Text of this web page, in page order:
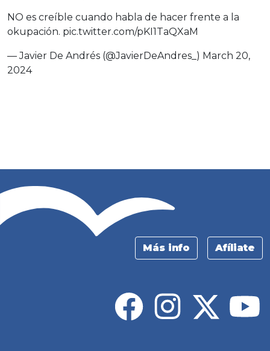
NO es creíble cuando habla de hacer frente a la
okupación. pic.twitter.com/pKI1TaQXaM
— Javier De Andrés (@JavierDeAndres_) March 20,
2024
Más info Afíliate